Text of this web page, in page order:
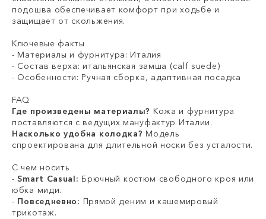
подошва обеспечивает комфорт при ходьбе и
защищает от скольжения.
Ключевые факты
- Материалы и фурнитура: Италия
- Состав верха: итальянская замша (calf suede)
- Особенности: Ручная сборка, адаптивная посадка
FAQ
Где произведены материалы? Кожа и фурнитура
поставляются с ведущих мануфактур Италии.
Насколько удобна колодка? Модель
спроектирована для длительной носки без усталости.
С чем носить
-Smart Casual: Брючный костюм свободного кроя или
юбка миди.
- Повседневно: Прямой деним и кашемировый
трикотаж.